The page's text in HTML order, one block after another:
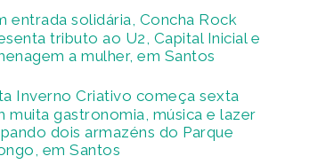
entrada solidária, Concha Rock
tributo ao U2, Capital Inicial e
a mulher, em Santos
Inverno Criativo começa sexta
muita gastronomia, música e lazer
dois armazéns do Parque
em Santos